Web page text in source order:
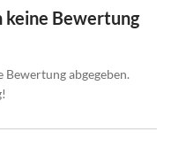
keine Bewertung
abgegeben.